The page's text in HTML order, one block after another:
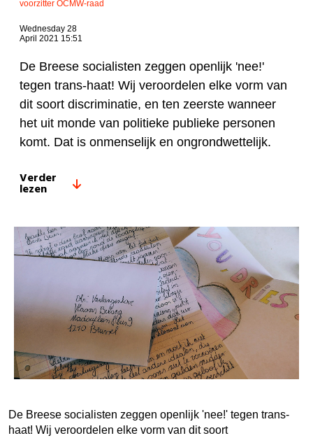
voorzitter OCMW-raad
Wednesday 28
April 2021 15:51
De Breese socialisten zeggen openlijk 'nee!'
tegen trans-haat! Wij veroordelen elke vorm van
dit soort discriminatie, en ten zeerste wanneer
het uit monde van politieke publieke personen
komt. Dat is onmenselijk en ongrondwettelijk.
Verder
lezen
De Breese socialisten zeggen openlijk 'nee!' tegen trans-
haat! Wij veroordelen elke vorm van dit soort